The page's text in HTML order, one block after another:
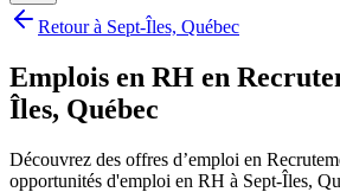
Retour à Sept-Îles, Québec
Emplois en RH en
Îles, Québec
Découvrez des offres d’emploi en
opportunités d'emploi en RH à Sept-Îles,